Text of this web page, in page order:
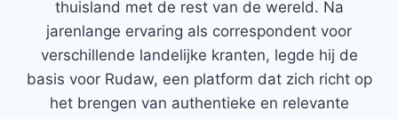
thuisland met de rest van de wereld. Na
jarenlange ervaring als correspondent voor
verschillende landelijke kranten, legde hij de
basis voor Rudaw, een platform dat zich richt op
het brengen van authentieke en relevante